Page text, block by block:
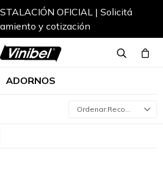
OFICIAL | Solicitá
y cotización
ADORNOS
Recomendados